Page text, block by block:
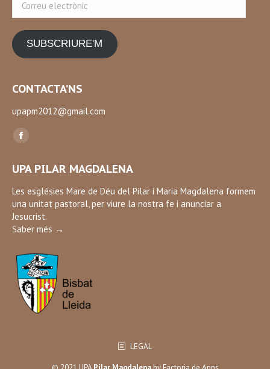
electrònic
SUBSCRIURE'M
CONTACTA’NS
upapm2012@gmail.com
Find us on:
Facebook
opens
in
new
window
UPA PILAR MAGDALENA
Les esglésies Mare de Déu del Pilar i Maria Magdalena formem
una unitat pastoral, per viure la nostra fe i anunciar a
Jesucrist.
Saber més →
LEGAL